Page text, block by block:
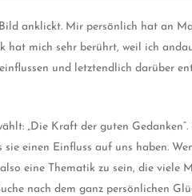
anklickt. Mir persönlich hat an
mich sehr berührt, weil ich
und letztendlich darüber
„Die Kraft der guten
einen Einfluss auf uns haben.
eine Thematik zu sein, die viele
nach dem ganz persönlichen